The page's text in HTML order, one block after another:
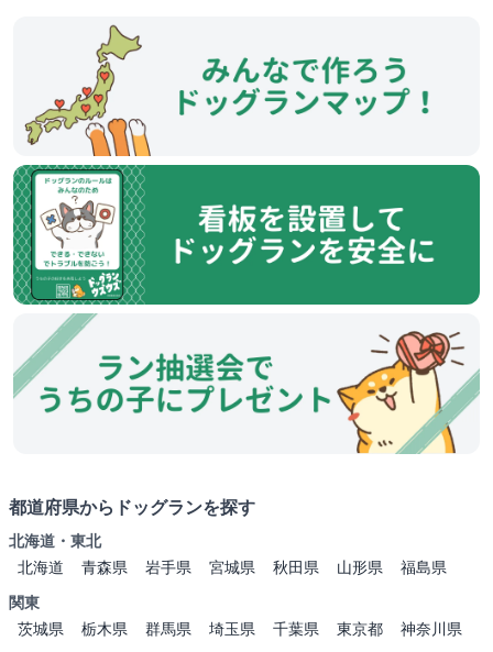
都道府県からドッグランを探す
北海道・東北
北海道
青森県 岩手県 宮城県 秋田県 山形県
福島県
関東
茨城県
栃木県 群馬県 埼玉県 千葉県 東京都
神奈川県